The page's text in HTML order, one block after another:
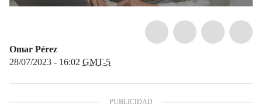
Omar Pérez
28/07/2023 - 16:02 GMT-5